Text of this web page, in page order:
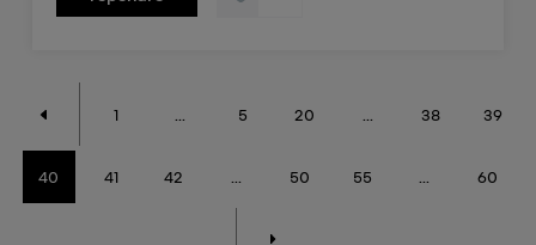
1 5 20 38 39
40 41 42 50 55 60